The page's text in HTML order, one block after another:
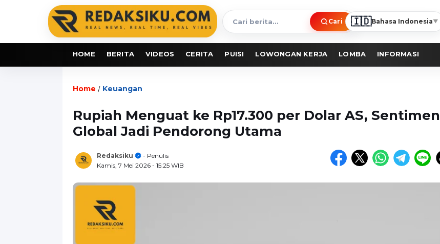
Cari
berita
Cari 🇮🇩Bahasa Indonesia▼
HOME BERITA VIDEOS CERITA PUISI LOWONGAN KERJA LOMBA INFORMASI
Home / Keuangan
Rupiah Menguat ke Rp17.300 per Dolar AS, Sentimen
Global Jadi Pendorong Utama
Redaksiku
- Penulis
Kamis, 7 Mei 2026 - 15:25 WIB